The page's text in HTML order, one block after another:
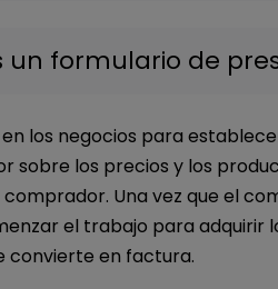
un formulario de
los negocios para
sobre los precios y los
Una vez que el
el trabajo para adquirir
convierte en factura.